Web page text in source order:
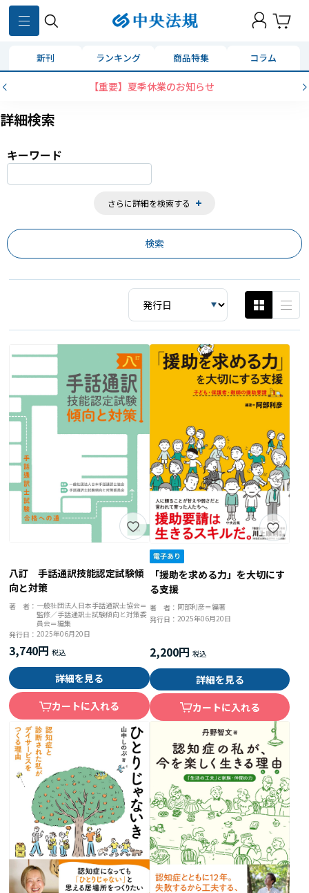
新刊 ランキング 商品特集 コラム
コンビニ決済に「セブンイレブン」を追加いたしました
詳細検索
キーワード
さらに詳細を検索する
859
八訂 手話通訳技能認定試験傾
向と対策
著 者： 一般社団法人日本手話通訳士協会＝
監修／手話通訳士試験傾向と対策委
員会＝編集
発行日：2025年06月20日
3,740円
詳細を見る
カートに入れる
「援助を求める力」を大切にす
る支援
著 者： 阿部利彦＝編著
発行日： 2025年06月20日
2,200円
詳細を見る
カートに入れる